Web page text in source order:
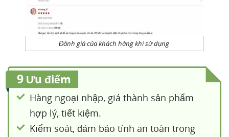
Đánh giá của khách hàng khi sử dụng
9 Ưu điểm
Hàng ngoại nhập, giá thành sản phẩm
hợp lý, tiết kiệm.
Kiểm soát, đảm bảo tính an toàn trong